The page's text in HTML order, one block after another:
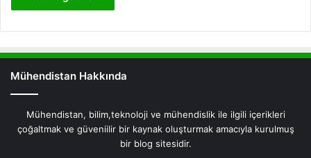
Mühendistan Hakkında
Mühendistan, bilim,teknoloji ve mühendislik ile ilgili içerikleri
çoğaltmak ve güveniilir bir kaynak oluşturmak amacıyla kurulmuş
bir blog sitesidir.